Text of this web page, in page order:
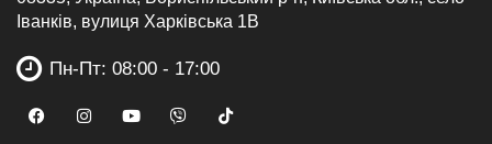
Іванків, вулиця Харківська 1В
Пн-Пт: 08:00 - 17:00